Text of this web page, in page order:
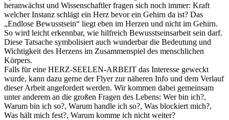
heranwächst und Wissenschaftler fragen sich noch immer: Kraft
welcher Instanz schlägt ein Herz bevor ein Gehirn da ist? Das
„Endlose Bewusstsein“ liegt eben im Herzen und nicht im Gehirn.
So wird leicht erkennbar, wie hilfreich Bewusstseinsarbeit sein darf.
Diese Tatsache symbolisiert auch wunderbar die Bedeutung und
Wichtigkeit des Herzens im Zusammenspiel des menschlichen
Körpers.
Falls für eine HERZ-SEELEN-ARBEIT das Interesse geweckt
wurde, kann dazu gerne der Flyer zur näheren Info und dem Verlauf
dieser Arbeit angefordert werden. Wir kommen dabei gemeinsam
unter anderem an die großen Fragen des Lebens: Wer bin ich?,
Warum bin ich so?, Warum handle ich so?, Was blockiert mich?,
Was hält mich fest?, Warum komme ich nicht weiter?